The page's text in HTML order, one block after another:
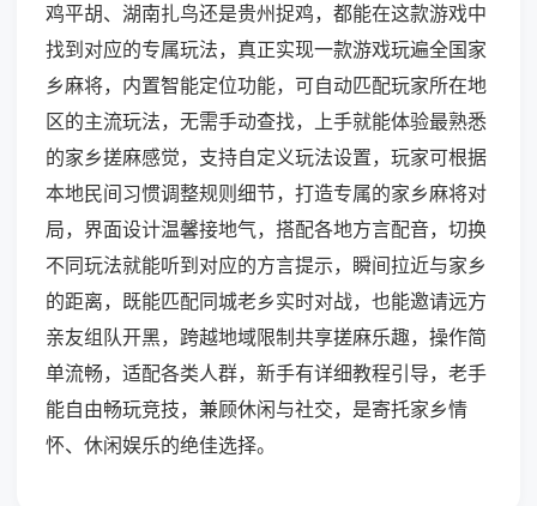
鸡平胡、湖南扎鸟还是贵州捉鸡，都能在这款游戏中
找到对应的专属玩法，真正实现一款游戏玩遍全国家
乡麻将，内置智能定位功能，可自动匹配玩家所在地
区的主流玩法，无需手动查找，上手就能体验最熟悉
的家乡搓麻感觉，支持自定义玩法设置，玩家可根据
本地民间习惯调整规则细节，打造专属的家乡麻将对
局，界面设计温馨接地气，搭配各地方言配音，切换
不同玩法就能听到对应的方言提示，瞬间拉近与家乡
的距离，既能匹配同城老乡实时对战，也能邀请远方
亲友组队开黑，跨越地域限制共享搓麻乐趣，操作简
单流畅，适配各类人群，新手有详细教程引导，老手
能自由畅玩竞技，兼顾休闲与社交，是寄托家乡情
怀、休闲娱乐的绝佳选择。